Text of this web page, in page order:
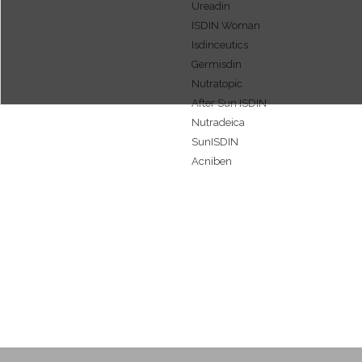
Hand- en voetverzorging
Lichaamsverzorging
Nagelverzorging
Gezichtsverzorging
Zonnebescherming
Anti Aging
Hydratation
Verzorging voor vrouwen
Ureadin
ISDIN Woman
Isdinceutics
Germisdin
Nutratopic
After Sun ISDIN
Nutradeica
SunISDIN
Acniben